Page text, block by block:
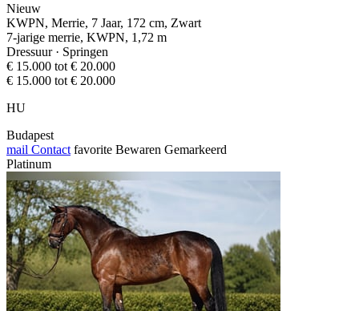
Nieuw
KWPN, Merrie, 7 Jaar, 172 cm, Zwart
7-jarige merrie, KWPN, 1,72 m
Dressuur · Springen
€ 15.000 tot € 20.000
€ 15.000 tot € 20.000
HU
Budapest
mail Contact favorite Bewaren Gemarkeerd
Platinum